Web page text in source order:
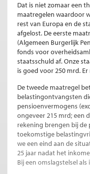
Dat is niet zomaar een
maatregelen waardoor
rest van Europa en de
afgelost. De eerste
(Algemeen Burgerlijk
fonds voor
staatsschuld af. Onze
is goed voor 250 mrd.
De tweede maatregel
belastingontvangsten
pensioenvermogens
ongeveer 215 mrd; een
rekening brengen bij
toekomstige
we een eind aan de
25 jaar nadat het
Bij een omslagstelsel